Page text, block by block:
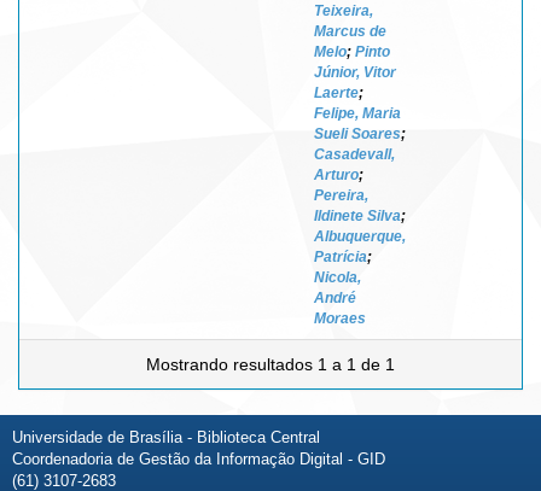
Teixeira,
Marcus de
Melo; Pinto
Júnior, Vitor
Laerte;
Felipe, Maria
Sueli Soares;
Casadevall,
Arturo;
Pereira,
Ildinete Silva;
Albuquerque,
Patrícia;
Nicola,
André
Moraes
Mostrando resultados 1 a 1 de 1
Universidade de Brasília - Biblioteca Central
Coordenadoria de Gestão da Informação Digital - GID
(61) 3107-2683